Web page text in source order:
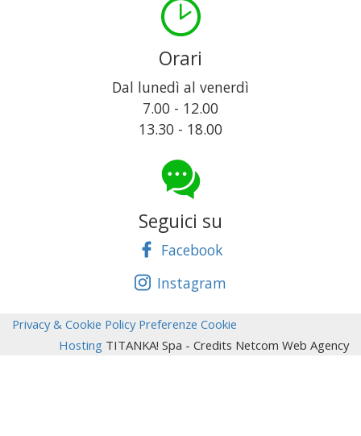
Orari
Dal lunedì al venerdì
7.00 - 12.00
13.30 - 18.00
Seguici su
Facebook
Instagram
Privacy & Cookie Policy Preferenze Cookie
Hosting TITANKA! Spa - Credits Netcom Web Agency